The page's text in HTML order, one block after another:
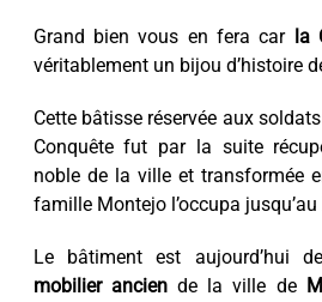
Grand bien vous en fera car la
véritablement un bijou d’histoire
Cette bâtisse réservée aux
Conquête fut par la suite
noble de la ville et transformée
famille Montejo l’occupa jusqu’au
Le bâtiment est aujourd’hui
mobilier anciende la ville de